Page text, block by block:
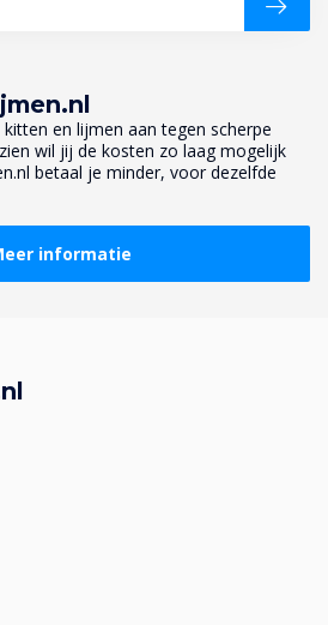
en lijmen aan tegen scherpe
wil jij de kosten zo laag mogelijk
betaal je minder, voor dezelfde
informatie